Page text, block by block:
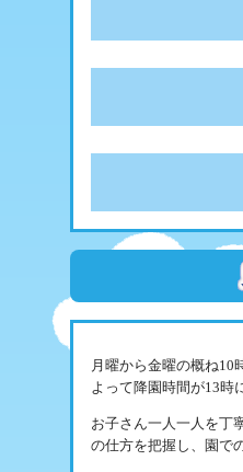
月曜から金曜の概ね10
よって降園時間が13時
お子さん一人一人を丁
の仕方を把握し、園で